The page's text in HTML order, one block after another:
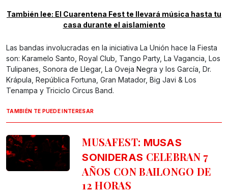
También lee: El Cuarentena Fest te llevará música hasta tu
casa durante el aislamiento
Las bandas involucradas en la iniciativa La Unión hace la Fiesta
son: Karamelo Santo, Royal Club, Tango Party, La Vagancia, Los
Tulipanes, Sonora de Llegar, La Oveja Negra y los García, Dr.
Krápula, República Fortuna, Gran Matador, Big Javi & Los
Tenampa y Triciclo Circus Band.
TAMBIÉN TE PUEDE INTERESAR
MUSAFEST: MUSAS
SONIDERAS CELEBRAN 7
AÑOS CON BAILONGO DE
12 HORAS